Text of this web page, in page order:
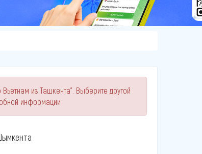
из Ташкента". Выберите другой
информации